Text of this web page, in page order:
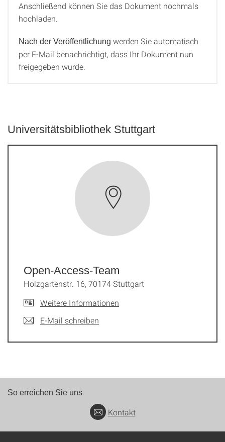
Anschließend können Sie das Dokument nochmals
hochladen.
Nach der Veröffentlichung werden Sie automatisch
per E-Mail benachrichtigt, dass Ihr Dokument nun
freigegeben wurde.
Universitätsbibliothek Stuttgart
Open-Access-Team
Holzgartenstr. 16, 70174 Stuttgart
Weitere Informationen
E-Mail schreiben
So erreichen Sie uns
Kontakt